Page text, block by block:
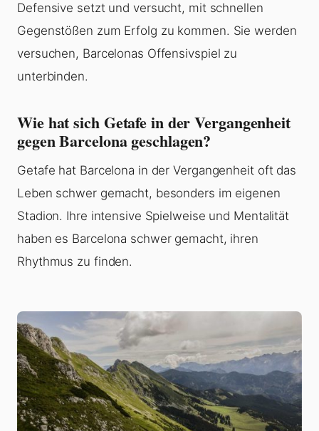
Defensive setzt und versucht, mit schnellen
Gegenstößen zum Erfolg zu kommen. Sie werden
versuchen, Barcelonas Offensivspiel zu
unterbinden.
Wie hat sich Getafe in der Vergangenheit
gegen Barcelona geschlagen?
Getafe hat Barcelona in der Vergangenheit oft das
Leben schwer gemacht, besonders im eigenen
Stadion. Ihre intensive Spielweise und Mentalität
haben es Barcelona schwer gemacht, ihren
Rhythmus zu finden.